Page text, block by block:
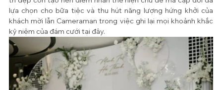
lựa chọn cho bữa tiệc và thu hút năng lượng hứng khởi của
khách mời lẫn Cameraman trong việc ghi lại mọi khoảnh khắc
kỷ niệm của đám cưới tại đây.